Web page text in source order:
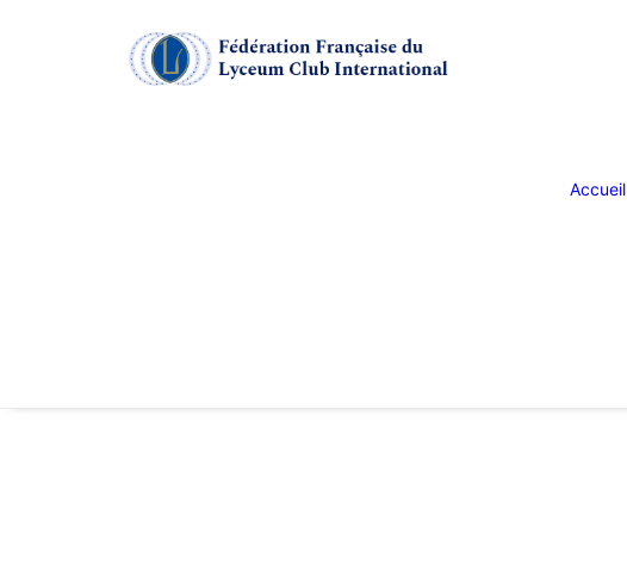
Accueil